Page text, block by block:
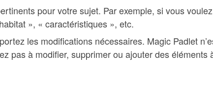
pour votre sujet. Par exemple, si vous
», « caractéristiques », etc.
les modifications nécessaires. Magic Padlet
pas à modifier, supprimer ou ajouter des